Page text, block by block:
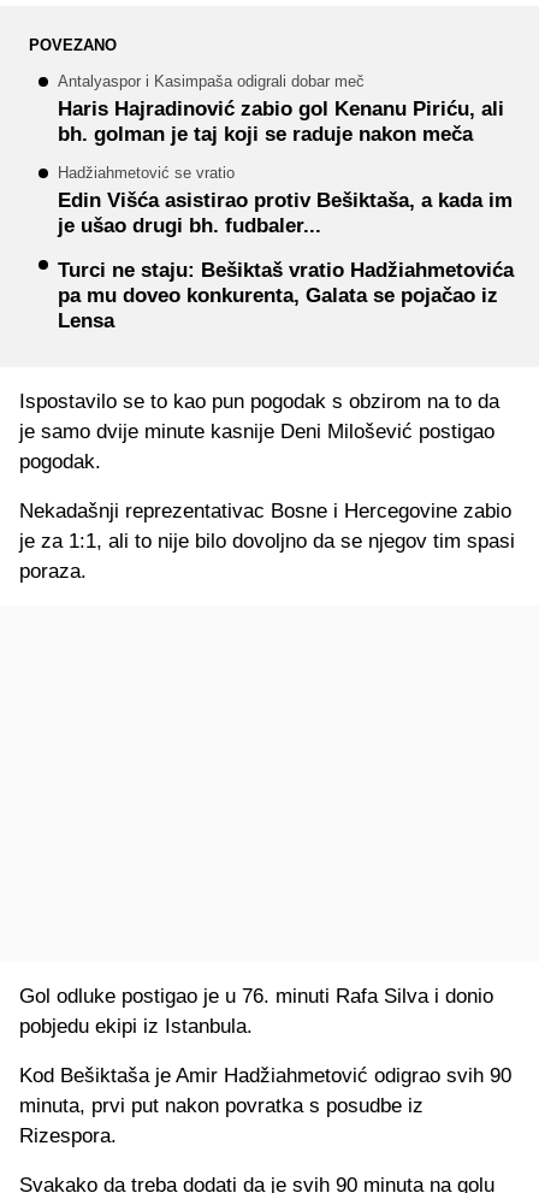
POVEZANO
Antalyaspor i Kasimpaša odigrali dobar meč
Haris Hajradinović zabio gol Kenanu Piriću, ali
bh. golman je taj koji se raduje nakon meča
Hadžiahmetović se vratio
Edin Višća asistirao protiv Bešiktaša, a kada im
je ušao drugi bh. fudbaler...
Turci ne staju: Bešiktaš vratio Hadžiahmetovića
pa mu doveo konkurenta, Galata se pojačao iz
Lensa
Ispostavilo se to kao pun pogodak s obzirom na to da
je samo dvije minute kasnije Deni Milošević postigao
pogodak.
Nekadašnji reprezentativac Bosne i Hercegovine zabio
je za 1:1, ali to nije bilo dovoljno da se njegov tim spasi
poraza.
Gol odluke postigao je u 76. minuti Rafa Silva i donio
pobjedu ekipi iz Istanbula.
Kod Bešiktaša je Amir Hadžiahmetović odigrao svih 90
minuta, prvi put nakon povratka s posudbe iz
Rizespora.
Svakako da treba dodati da je svih 90 minuta na golu